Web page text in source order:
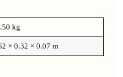
kg
× 0.32 × 0.07 m